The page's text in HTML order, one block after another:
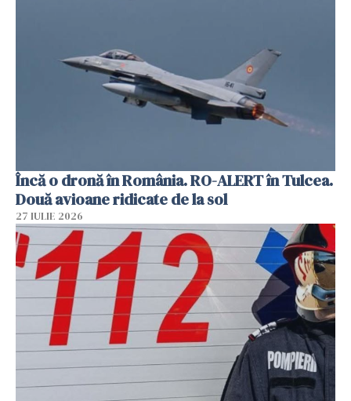
Încă o dronă în România. RO-ALERT în Tulcea.
Două avioane ridicate de la sol
27 IULIE 2026